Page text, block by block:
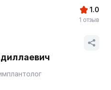
1.0
1 отзыв